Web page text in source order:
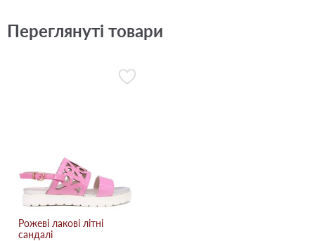
Переглянуті товари
Рожеві лакові літні
сандалі